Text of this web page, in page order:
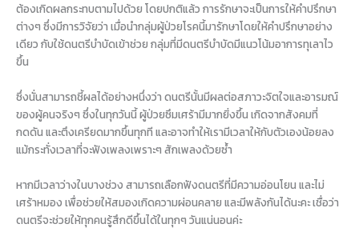
ต้องเกิดผลกระทบตามไปด้วย โดยปกติแล้ว การรักษาจะเป็นการให้คำปรึกษา
ต่างๆ ซึ่งมีการวิจัยว่า เมื่อนำกลุ่มผู้ป่วยโรคนี้มารักษาโดยให้คำปรึกษาอย่าง
เดียว กับใช้ดนตรีบำบัดเข้าช่วย กลุ่มที่มีดนตรีบำบัดมีแนวโน้มอาการทุเลาไว
ขึ้น
ซึ่งนั่นสามารถชี้ผลได้อย่างหนึ่งว่า ดนตรีนั้นมีผลต่อสภาวะจิตใจและอารมณ์
ของผู้คนจริงๆ ซึ่งในทุกวันนี้ ผู้ป่วยซึมเศร้ามีมากยิ่งขึ้น เกิดจากสังคมที่
กดดัน และตึงเครียดมากขึ้นทุกที และอาจทำให้เรามีเวลาให้กับตัวเองน้อยลง
แม้กระทั่งเวลาที่จะฟังเพลงเพราะๆ สักเพลงด้วยซ้ำ
หากมีเวลาว่างในบางช่วง สามารถเลือกฟังดนตรีที่มีความอ่อนโยน และไม่
เศร้าหมอง เพื่อช่วยให้สมองเกิดความผ่อนคลาย และมีพลังกันได้นะคะ เชื่อว่า
ดนตรีจะช่วยให้ทุกคนรู้สึกดีขึ้นได้ในทุกๆ วันแน่นอนค่ะ